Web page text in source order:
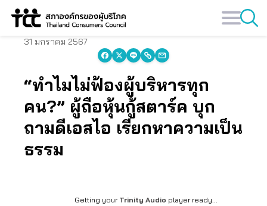
Skip
31 มกราคม 2567
“ทำไมไม่ฟ้องผู้บริหารทุก
คน?” ผู้ถือหุ้นกู้สตาร์ค บุก
ถามดีเอสไอ เรียกหาความเป็น
ธรรม
Getting your Trinity Audio player ready...